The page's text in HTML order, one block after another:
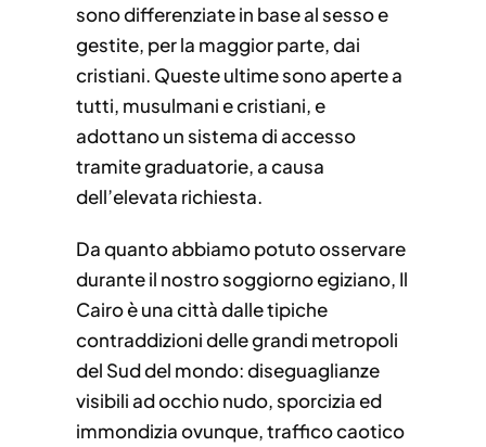
sono differenziate in base al sesso e
gestite, per la maggior parte, dai
cristiani. Queste ultime sono aperte a
tutti, musulmani e cristiani, e
adottano un sistema di accesso
tramite graduatorie, a causa
dell’elevata richiesta.
Da quanto abbiamo potuto osservare
durante il nostro soggiorno egiziano, Il
Cairo è una città dalle tipiche
contraddizioni delle grandi metropoli
del Sud del mondo: diseguaglianze
visibili ad occhio nudo, sporcizia ed
immondizia ovunque, traffico caotico